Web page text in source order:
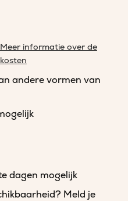
Meer informatie over de
kosten
andere vormen van
dagen mogelijk
Meld je